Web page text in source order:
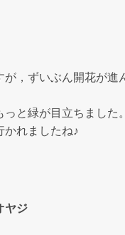
が，ずいぶん開花が進
っと緑が目立ちました。
かれましたね♪
ヤジ